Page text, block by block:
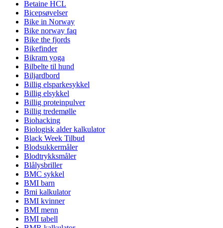
Betaine HCL
Bicepsøvelser
Bike in Norway
Bike norway faq
Bike the fjords
Bikefinder
Bikram yoga
Bilbelte til hund
Biljardbord
Billig elsparkesykkel
Billig elsykkel
Billig proteinpulver
Billig tredemølle
Biohacking
Biologisk alder kalkulator
Black Week Tilbud
Blodsukkermåler
Blodtrykksmåler
Blålysbriller
BMC sykkel
BMI barn
Bmi kalkulator
BMI kvinner
BMI menn
BMI tabell